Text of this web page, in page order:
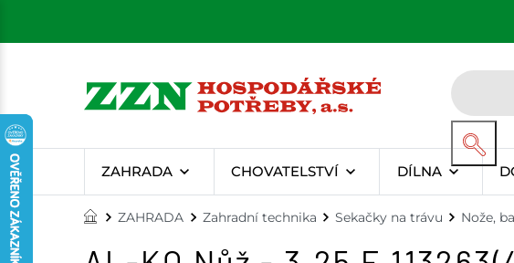
ZAHRADA CHOVATELSTVÍ DÍLNA
ZAHRADA Zahradní technika Sekačky na trávu Nože,